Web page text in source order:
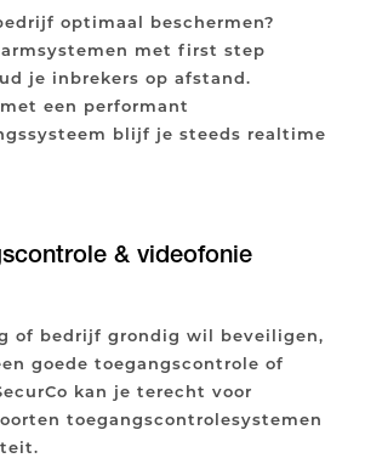
optimaal beschermen?
met first step
je inbrekers op afstand.
een performant
blijf je steeds realtime
& videofonie
of bedrijf grondig wil beveiligen,
goede toegangscontrole of
kan je terecht voor
toegangscontrolesystemen